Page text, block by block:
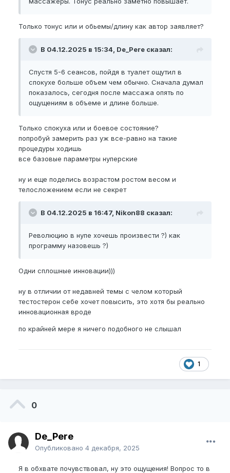
Только тонус или и обьемы/длину как автор заявляет?
В 04.12.2025 в 15:34, De_Pere сказал:
Спустя 5-6 сеансов, пойдя в туалет ощутил в
спокухе больше объем чем обычно. Сначала думал
показалось, сегодня после массажа опять по
ощущениям в объеме и длине больше.
Только спокуха или и боевое состояние?
попробуй замерить раз уж все-равно на такие
процедуры ходишь
все базовые параметры нуперские
ну и еще поделись возрастом ростом весом и
телосложением если не секрет
В 04.12.2025 в 16:47, Nikon88 сказал:
Революцию в нупе хочешь произвести ?) как
программу назовешь ?)
Одни сплошные инновации)))
ну в отличии от недавней темы с челом который
тестостерон себе хочет повысить, это хотя бы реально
инновационная вроде
по крайней мере я ничего подобного не слышал
1
0
De_Pere
Опубликовано 4 декабря, 2025
Я в обхвате почувствовал, ну это ощущения! Вопрос то в